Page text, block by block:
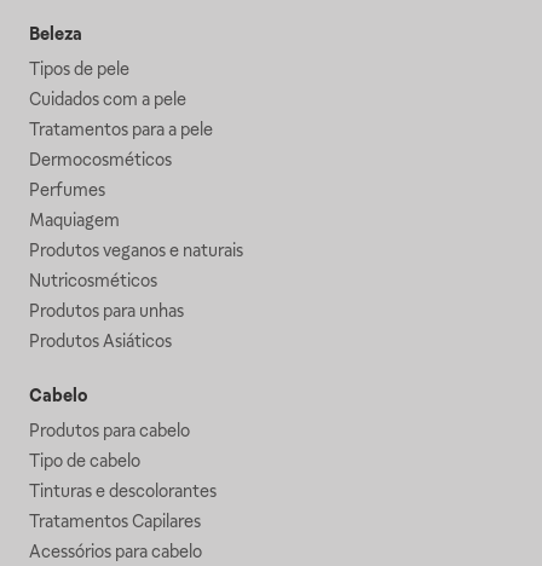
Beleza
Tipos de pele
Cuidados com a pele
Tratamentos para a pele
Dermocosméticos
Perfumes
Maquiagem
Produtos veganos e naturais
Nutricosméticos
Produtos para unhas
Produtos Asiáticos
Cabelo
Produtos para cabelo
Tipo de cabelo
Tinturas e descolorantes
Tratamentos Capilares
Acessórios para cabelo